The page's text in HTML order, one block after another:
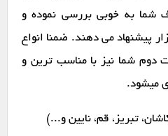
به خوبی بررسی نموده و
پیشنهاد می دهند. ضمنا انواع
شما نیز با مناسب ترین و
میشود.
تبریز، قم، نایین و...)